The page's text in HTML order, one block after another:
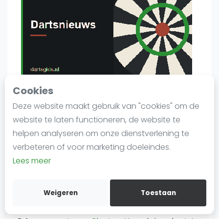
Cookies
Deze website maakt gebruik van "cookies" om de
website te laten functioneren, de website te
helpen analyseren om onze dienstverlening te
verbeteren of voor marketing doeleindes.
Lees meer
Weigeren Toestaan
Agenda
Regionale toernooien
Ranglijsten
Meest gestelde vragen
Luke Littler
Grand Prix in Leicester. In de finale was hij met 6-1
in sets oppermachtig tegenLuke Humphries
met een gemiddelde van 92,15. De titel leverde
120.000 pond op uit een prijzenpot van 600.000
pond en was Littlers eerste World Grand Prix-titel.
In de kwartfinale was Littler met 3-2 te sterk voor
, waarna hij in de halve finale met